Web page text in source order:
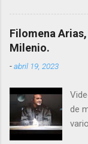
Filomena
Milenio.
-abril 19, 2023
de